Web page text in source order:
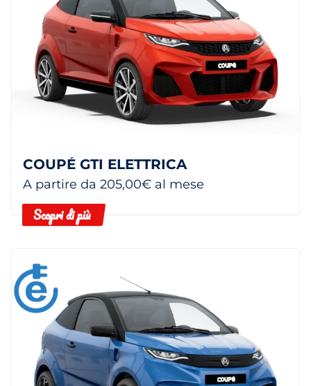
COUPÉ GTI ELETTRICA
A partire da 205,00€ al mese
Scopri di più